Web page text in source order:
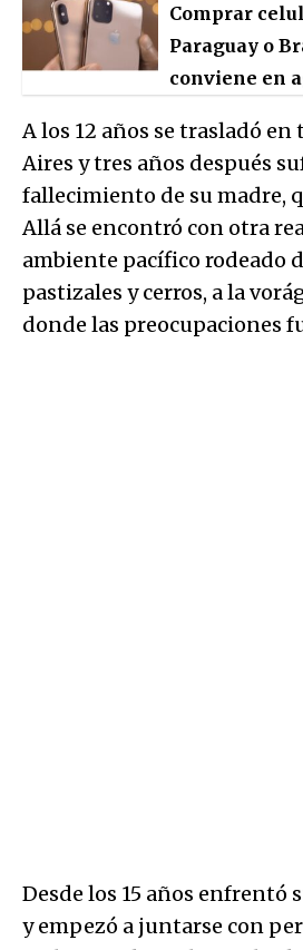
Comprar
Paraguay o
conviene en
A los 12 años se trasladó en
Aires y tres años después
fallecimiento de su madre,
Allá se encontró con otra
ambiente pacífico rodeado
pastizales y cerros, a la
donde las preocupaciones
Desde los 15 años enfrentó
y empezó a juntarse con